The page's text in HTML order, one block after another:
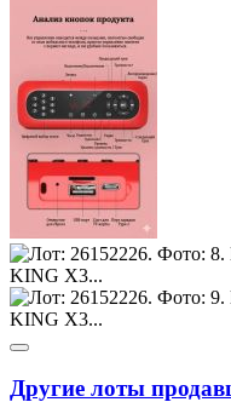
Другие лоты